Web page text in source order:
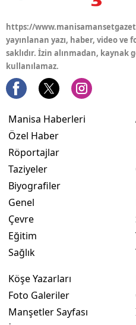
https://
yayınlanan yazı, haber, video
saklıdır. İzin alınmadan, kaynak
kullanılamaz.
Manisa Haberleri
Özel Haber
Röportajlar
Taziyeler
Biyografiler
Genel
Çevre
Eğitim
Sağlık
Köşe Yazarları
Foto Galeriler
Manşetler Sayfası